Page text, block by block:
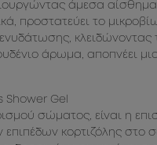
άμεσα
προστατεύει το
κλειδώνοντας
άρωμα, αποπνέει μια
Shower Gel
σώματος, είναι η
επιπέδων κορτιζόλης στο